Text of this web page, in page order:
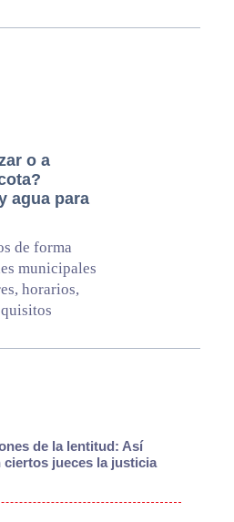
o a
agua para
de forma
municipales
horarios,
de la lentitud: Así
ciertos jueces la justicia